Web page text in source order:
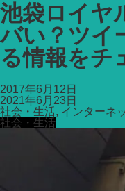
池袋ロイヤ
バい？ツイ
る情報をチ
2017年6月12日
2021年6月23日
社会・生活, インターネ
社会・生活